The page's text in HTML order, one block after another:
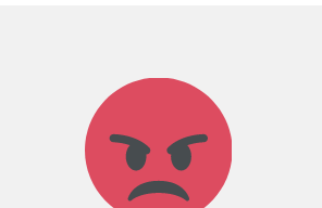
Агрессия!